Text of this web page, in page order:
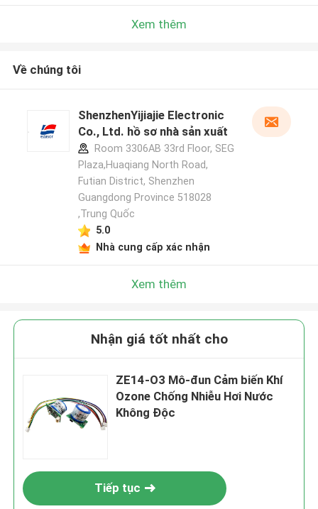
Xem thêm
Về chúng tôi
ShenzhenYijiajie Electronic
Co., Ltd. hồ sơ nhà sản xuất
Room 3306AB 33rd Floor, SEG
Plaza,Huaqiang North Road,
Futian District, Shenzhen
Guangdong Province 518028
,Trung Quốc
5.0
Nhà cung cấp xác nhận
Xem thêm
Nhận giá tốt nhất cho
ZE14-O3 Mô-đun Cảm biến Khí
Ozone Chống Nhiễu Hơi Nước
Không Độc
Tiếp tục